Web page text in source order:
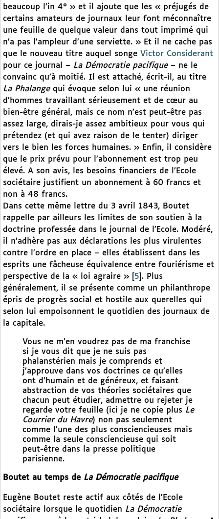
beaucoup l’in 4° » et il ajoute que les « préjugés de
certains amateurs de journaux leur font méconnaître
une feuille de quelque valeur dans tout imprimé qui
n’a pas l’ampleur d’une serviette. » Et il ne cache pas
que le nouveau titre auquel songe Victor Considerant
pour ce journal – La Démocratie pacifique– ne le
convainc qu’à moitié. Il est attaché, écrit-il, au titre
La Phalangequi évoque selon lui « une réunion
d’hommes travaillant sérieusement et de cœur au
bien-être général, mais ce nom n’est peut-être pas
assez large, dirais-je assez ambitieux pour vous qui
prétendez (et qui avez raison de le tenter) diriger
vers le bien les forces humaines. » Enfin, il considère
que le prix prévu pour l’abonnement est trop peu
élevé. A son avis, les besoins financiers de l’Ecole
sociétaire justifient un abonnement à 60 francs et
non à 48 francs.
Dans cette même lettre du 3 avril 1843, Boutet
rappelle par ailleurs les limites de son soutien à la
doctrine professée dans le journal de l’Ecole. Modéré,
il n’adhère pas aux déclarations les plus virulentes
contre l’ordre en place – elles établissent dans les
esprits une fâcheuse équivalence entre fouriérisme et
perspective de la « loi agraire »
5 . Plus
généralement, il se présente comme un philanthrope
épris de progrès social et hostile aux querelles qui
selon lui empoisonnent le quotidien des journaux de
la capitale.
Vous ne m’en voudrez pas de ma franchise
si je vous dit que je ne suis pas
phalanstérien mais je comprends et
j’approuve dans vos doctrines ce qu’elles
ont d’humain et de généreux, et faisant
abstraction de vos théories sociétaires que
chacun peut étudier, admettre ou rejeter je
regarde votre feuille (ici je ne copie plus Le
Courrier du Havre) non pas seulement
comme l’une des plus consciencieuses mais
comme la seule consciencieuse qui soit
peut-être dans la presse politique
parisienne.
Boutet au temps de La Démocratie pacifique
Eugène Boutet reste actif aux côtés de l’Ecole
sociétaire lorsque le quotidien La Démocratie